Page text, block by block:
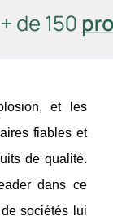
et les
fiables et
de qualité.
dans ce
sociétés lui